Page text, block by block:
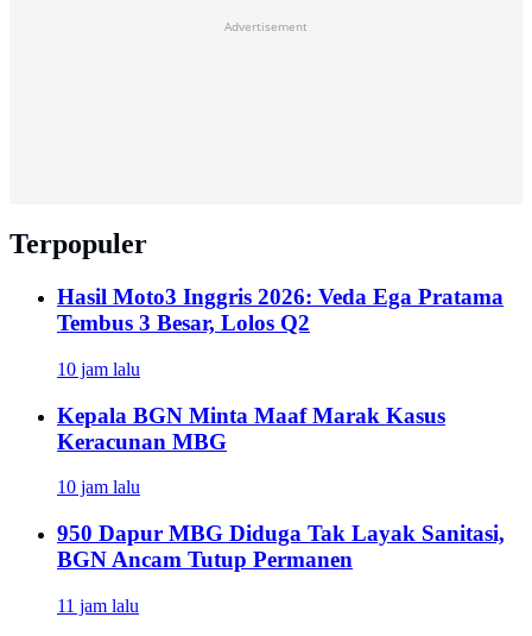
Advertisement
Terpopuler
Hasil Moto3 Inggris 2026: Veda Ega Pratama
Tembus 3 Besar, Lolos Q2
10 jam lalu
Kepala BGN Minta Maaf Marak Kasus
Keracunan MBG
10 jam lalu
950 Dapur MBG Diduga Tak Layak Sanitasi,
BGN Ancam Tutup Permanen
11 jam lalu